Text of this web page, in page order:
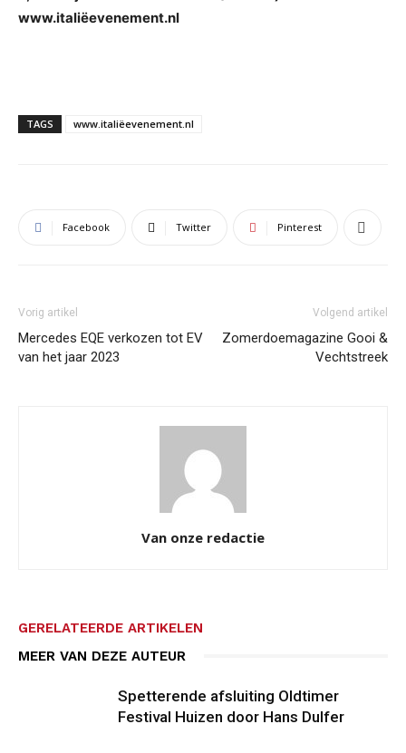
www.italiëevenement.nl
TAGS www.italiëevenement.nl
Facebook Twitter Pinterest
Vorig artikel
Mercedes EQE verkozen tot EV
van het jaar 2023
Volgend artikel
Zomerdoemagazine Gooi &
Vechtstreek
Van onze redactie
GERELATEERDE ARTIKELEN
MEER VAN DEZE AUTEUR
Spetterende afsluiting Oldtimer
Festival Huizen door Hans Dulfer